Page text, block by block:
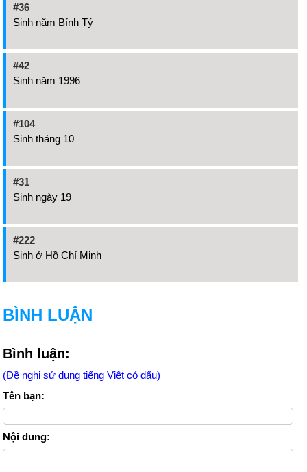
#36
Sinh năm Bính Tý
#42
Sinh năm 1996
#104
Sinh tháng 10
#31
Sinh ngày 19
#222
Sinh ở Hồ Chí Minh
BÌNH LUẬN
Bình luận:
(Đề nghị sử dụng tiếng Việt có dấu)
Tên bạn:
Nội dung: